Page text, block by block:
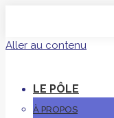
Aller au contenu
LE PÔLE
À PROPOS